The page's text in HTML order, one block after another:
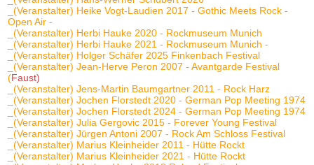
_(Veranstalter) Heike Vogt-Laudien 2017 - Gothic Meets Rock -
Open Air -
_(Veranstalter) Herbi Hauke 2020 - Rockmuseum Munich
_(Veranstalter) Herbi Hauke 2021 - Rockmuseum Munich -
_(Veranstalter) Holger Schäfer 2025 Finkenbach Festival
_(Veranstalter) Jean-Herve Peron 2007 - Avantgarde Festival
(Faust)
_(Veranstalter) Jens-Martin Baumgartner 2011 - Rock Harz
_(Veranstalter) Jochen Florstedt 2020 - German Pop Meeting 1974
_(Veranstalter) Jochen Florstedt 2024 - German Pop Meeting 1974
_(Veranstalter) Julia Gergovic 2015 - Forever Young Festival
_(Veranstalter) Jürgen Antoni 2007 - Rock Am Schloss Festival
_(Veranstalter) Marius Kleinheider 2011 - Hütte Rockt
_(Veranstalter) Marius Kleinheider 2021 - Hütte Rockt